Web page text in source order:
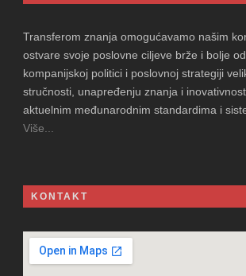
Transferom znanja omogućavamo našim
ostvare svoje poslovne ciljeve brže i bolje
kompanijskoj politici i poslovnoj strategiji
stručnosti, unapređenju znanja i
aktuelnim međunarodnim standardima i
Više...
KONTAKT